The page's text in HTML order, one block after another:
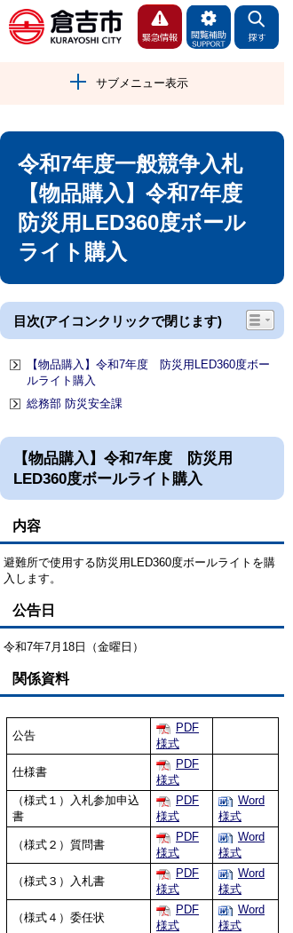
サブメニュー表示
令和7年度一般競争入札
【物品購入】令和7年度
防災用LED360度ボール
ライト購入
目次(アイコンクリックで閉じます)
【物品購入】令和7年度 防災用LED360度ボー
ルライト購入
総務部 防災安全課
【物品購入】令和7年度 防災用
LED360度ボールライト購入
内容
避難所で使用する防災用LED360度ボールライトを購
入します。
公告日
令和7年7月18日（金曜日）
関係資料
公告
PDF
様式
仕様書
PDF
様式
（様式１）入札参加申込
書
PDF
様式
Word
様式
（様式２）質問書
PDF
様式
Word
様式
（様式３）入札書
PDF
様式
Word
様式
（様式４）委任状
PDF
様式
Word
様式